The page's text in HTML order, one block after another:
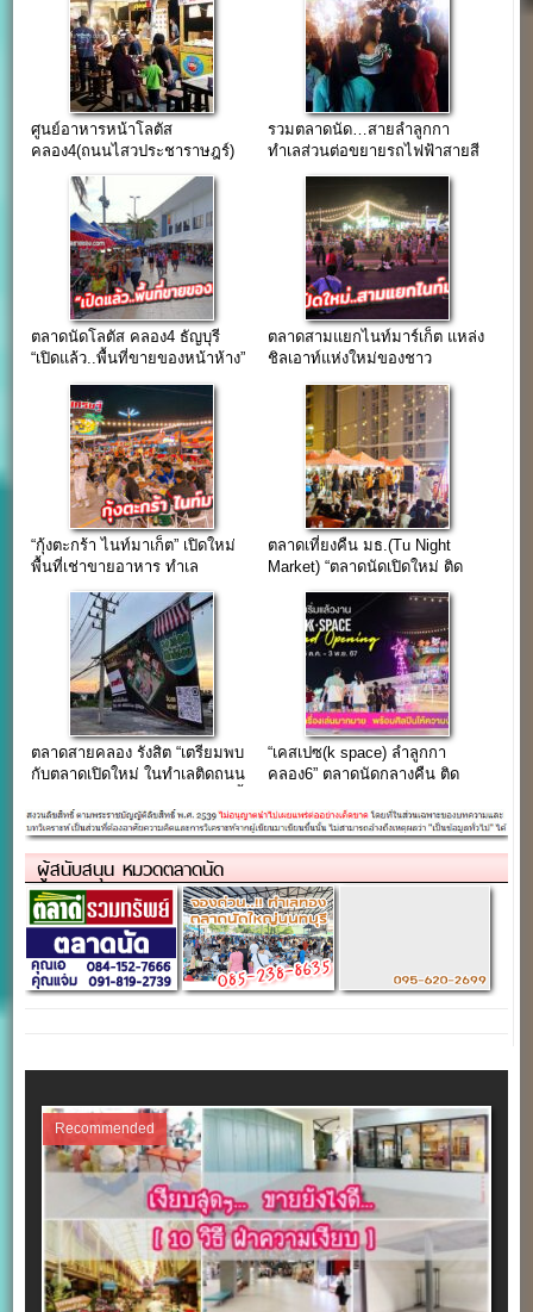
ศูนย์อาหารหน้าโลตัส
คลอง4(ถนนไสวประชาราษฎร์)
รวมตลาดนัด…สายลำลูกกา
ทำเลส่วนต่อขยายรถไฟฟ้าสายสี
ตลาดนัดโลตัส คลอง4 ธัญบุรี
“เปิดแล้ว..พื้นที่ขายของหน้าห้าง”
ตลาดสามแยกไนท์มาร์เก็ต แหล่ง
ชิลเอาท์แห่งใหม่ของชาว
“กุ้งตะกร้า ไนท์มาเก็ต” เปิดใหม่
พื้นที่เช่าขายอาหาร ทำเล
ตลาดเที่ยงคืน มธ.(Tu Night
Market) “ตลาดนัดเปิดใหม่ ติด
หอพัก TUDIO ม.ธรรมศาสตร์
รังสิต”
ตลาดสายคลอง รังสิต “เตรียมพบ
กับตลาดเปิดใหม่ ในทำเลติดถนน
“เคสเปซ(k space) ลำลูกกา
คลอง6” ตลาดนัดกลางคืน ติด
ผู้สนับสนุน หมวดตลาดนัด
Recommended